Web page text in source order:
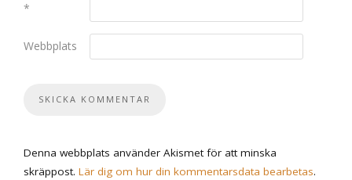
*
Webbplats
Denna webbplats använder Akismet för att minska
skräppost. Lär dig om hur din kommentarsdata bearbetas.